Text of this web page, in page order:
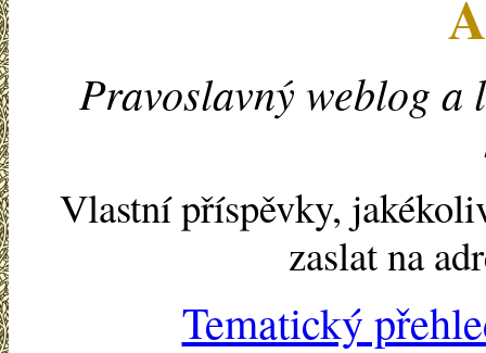
Pravoslavný weblog a
Vlastní příspěvky,
zaslat na
Tematický